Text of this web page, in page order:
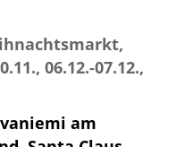
06.12.-07.12.,
am